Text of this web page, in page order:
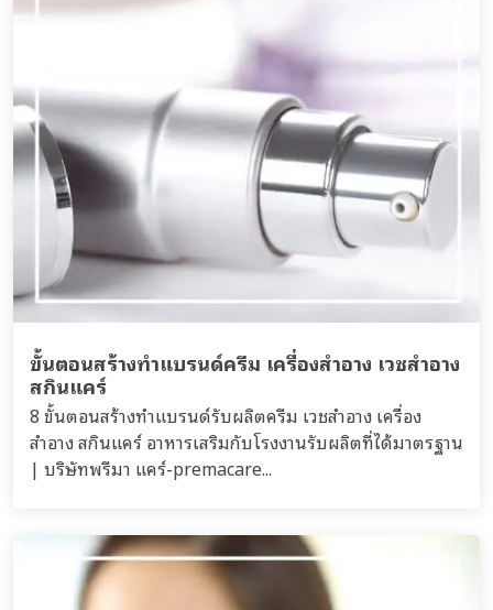
ขั้นตอนสร้างทำแบรนด์ครีม เครื่องสำอาง เวชสำอาง
สกินแคร์
8 ขั้นตอนสร้างทำแบรนด์รับผลิตครีม เวชสำอาง เครื่อง
สำอาง สกินแคร์ อาหารเสริมกับโรงงานรับผลิตที่ได้มาตรฐาน
| บริษัทพรีมา แคร์-premacare...